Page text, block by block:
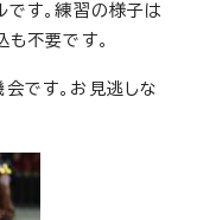
です。練習の様子は
不要です。
です。お見逃しな